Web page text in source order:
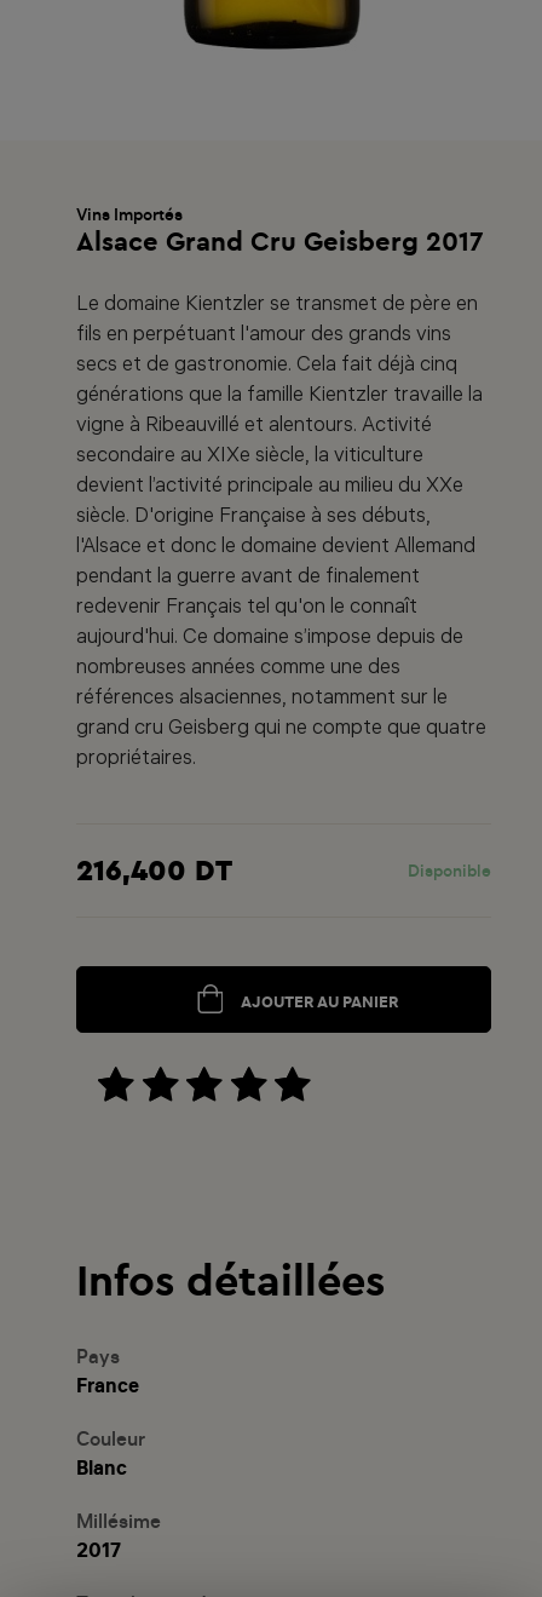
Vins Importés
Alsace Grand Cru Geisberg 2017
Le domaine Kientzler se transmet de père en
fils en perpétuant l'amour des grands vins
secs et de gastronomie. Cela fait déjà cinq
générations que la famille Kientzler travaille la
vigne à Ribeauvillé et alentours. Activité
secondaire au XIXe siècle, la viticulture
devient l’activité principale au milieu du XXe
siècle. D'origine Française à ses débuts,
l'Alsace et donc le domaine devient Allemand
pendant la guerre avant de finalement
redevenir Français tel qu'on le connaît
aujourd'hui. Ce domaine s’impose depuis de
nombreuses années comme une des
références alsaciennes, notamment sur le
grand cru Geisberg qui ne compte que quatre
propriétaires.
216,400 DT Disponible
AJOUTER AU PANIER
Infos détaillées
Pays
France
Couleur
Blanc
Millésime
2017